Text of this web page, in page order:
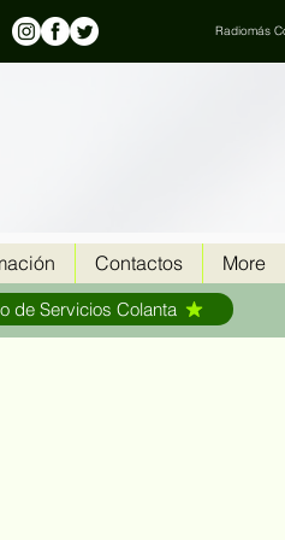
Radiomás
Contactos More
de Servicios Colanta